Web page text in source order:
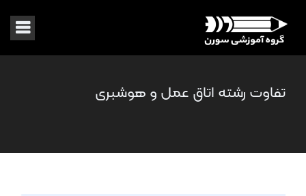
تفاوت رشته اتاق عمل و هوشبری